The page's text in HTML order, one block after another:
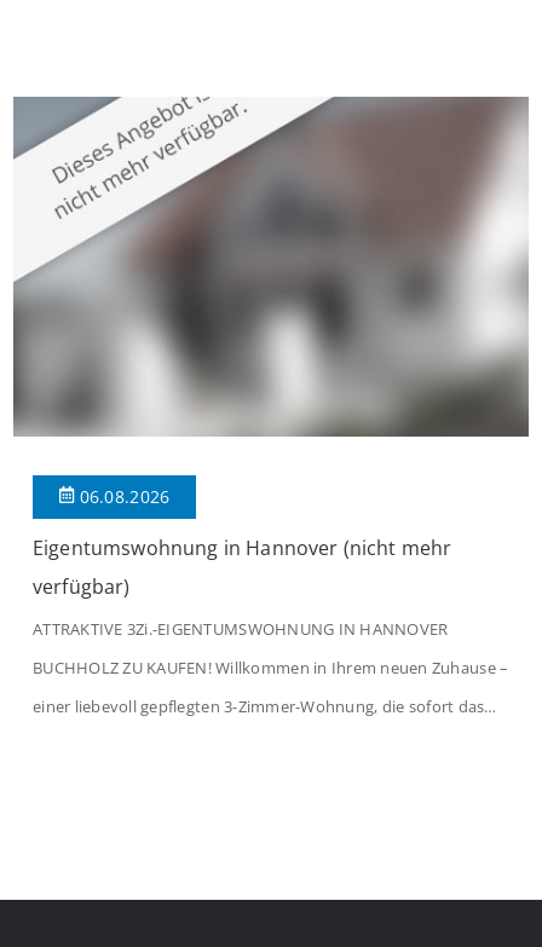
großzügige Räume und eine hochwertige Ausstattung, die
modernen Wohnkomfort mit einem stilvollen Ambiente
verbindet. Der […]
06.08.2026
Eigentumswohnung in Hannover (nicht mehr
verfügbar)
ATTRAKTIVE 3Zi.-EIGENTUMSWOHNUNG IN HANNOVER
BUCHHOLZ ZU KAUFEN! Willkommen in Ihrem neuen Zuhause –
einer liebevoll gepflegten 3-Zimmer-Wohnung, die sofort das